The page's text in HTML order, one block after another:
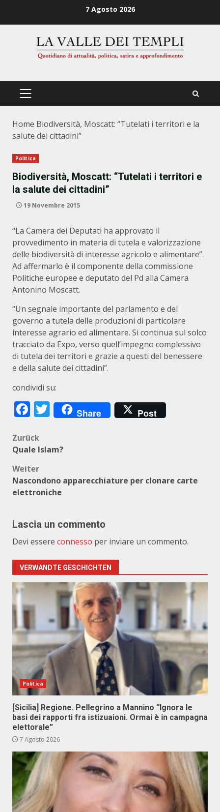
7 Agosto 2026
PRIMÄRES
Home Biodiversità, Moscatt: “Tutelati i territori e la
salute dei cittadini”
Politica
Biodiversità, Moscatt: “Tutelati i territori e
la salute dei cittadini”
19 Novembre 2015
“La Camera dei Deputati ha approvato il
provvedimento in materia di tutela e valorizzazione
delle biodiversità di interesse agricolo e alimentare”.
Ad affermarlo è il componente della commissione
Politiche europee e deputato del Pd alla Camera
Antonino Moscatt.
“Un segnale importante del parlamento e del
governo a tutela delle produzioni di particolare
interesse agrario ed alimentare. Si continua sul solco
tracciato da Expo, verso quell’impegno complessivo
di tutela dei territori e grazie a questi del benessere
e della salute dei cittadini”.
condividi su:
Facebook
Twitter
Share Post
Beitragsnavigation
Zurück
Quale Islam?
Weiter
Nascondono apparecchiature per clonare carte
elettroniche
Lascia un commento
Devi essere connesso per inviare un commento.
VERWANDTE GESCHICHTEN
Politica
[Sicilia] Regione. Pellegrino a Mannino “Ignora le
basi dei rapporti fra istizuaioni. Ormai è in campagna
elettorale”
7 Agosto 2026